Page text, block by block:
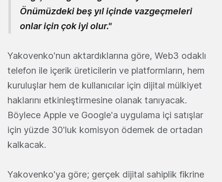
Önümüzdeki beş yıl içinde vazgeçmeleri
onlar için çok iyi olur."
Yakovenko'nun aktardıklarına göre, Web3 odaklı
telefon ile içerik üreticilerin ve platformların, hem
kuruluşlar hem de kullanıcılar için dijital mülkiyet
haklarını etkinleştirmesine olanak tanıyacak.
Böylece Apple ve Google'a uygulama içi satışlar
için yüzde 30'luk komisyon ödemek de ortadan
kalkacak.
Yakovenko'ya göre; gerçek dijital sahiplik fikrine